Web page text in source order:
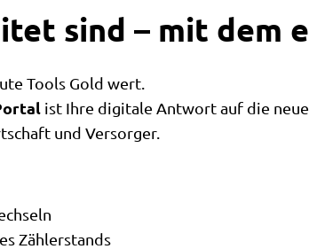
sind – mit dem
Tools Gold wert.
ist Ihre digitale Antwort auf die
und Versorger.
Zählerstands